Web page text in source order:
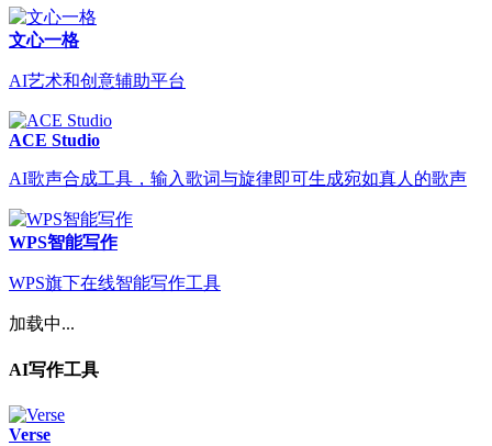
文心一格
AI艺术和创意辅助平台
ACE Studio
AI歌声合成工具，输入歌词与旋律即可生成宛如真人的歌声
WPS智能写作
WPS旗下在线智能写作工具
加载中...
AI写作工具
Verse